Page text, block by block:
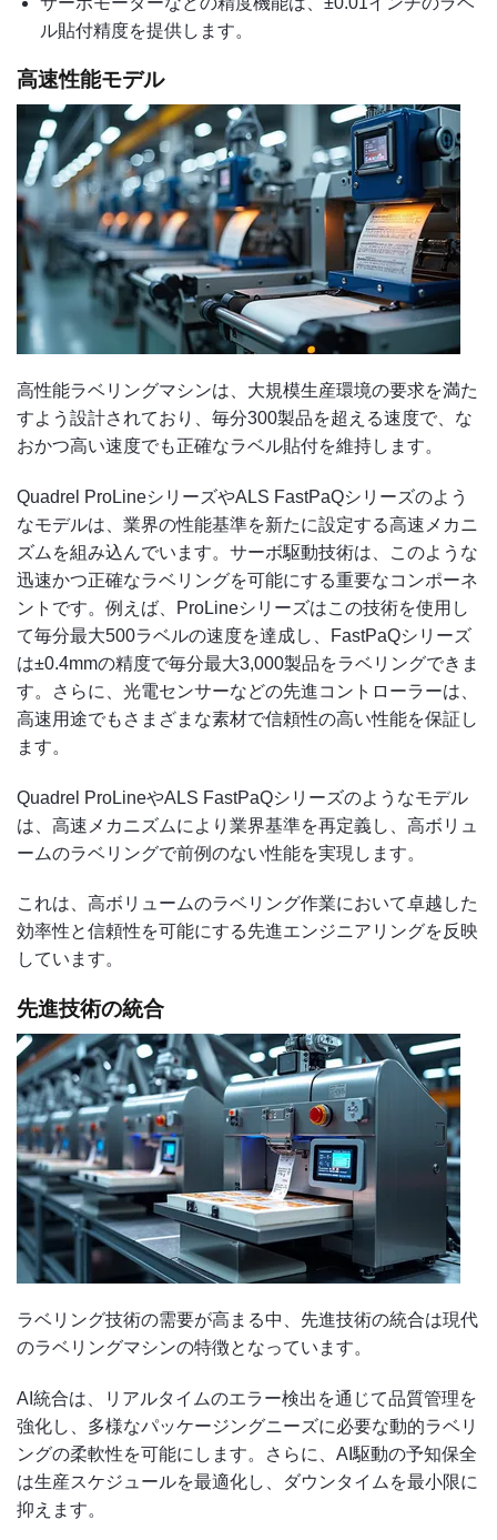
ル貼付精度を提供します。
高速性能モデル
高性能ラベリングマシンは、大規模生産環境の要求を満た
すよう設計されており、毎分300製品を超える速度で、な
おかつ高い速度でも正確なラベル貼付を維持します。
Quadrel ProLineシリーズやALS FastPaQシリーズのよう
なモデルは、業界の性能基準を新たに設定する高速メカニ
ズムを組み込んでいます。サーボ駆動技術は、このような
迅速かつ正確なラベリングを可能にする重要なコンポーネ
ントです。例えば、ProLineシリーズはこの技術を使用し
て毎分最大500ラベルの速度を達成し、FastPaQシリーズ
は±0.4mmの精度で毎分最大3,000製品をラベリングできま
す。さらに、光電センサーなどの先進コントローラーは、
高速用途でもさまざまな素材で信頼性の高い性能を保証し
ます。
Quadrel ProLineやALS FastPaQシリーズのようなモデル
は、高速メカニズムにより業界基準を再定義し、高ボリュ
ームのラベリングで前例のない性能を実現します。
これは、高ボリュームのラベリング作業において卓越した
効率性と信頼性を可能にする先進エンジニアリングを反映
しています。
先進技術の統合
ラベリング技術の需要が高まる中、先進技術の統合は現代
のラベリングマシンの特徴となっています。
AI統合は、リアルタイムのエラー検出を通じて品質管理を
強化し、多様なパッケージングニーズに必要な動的ラベリ
ングの柔軟性を可能にします。さらに、AI駆動の予知保全
は生産スケジュールを最適化し、ダウンタイムを最小限に
抑えます。